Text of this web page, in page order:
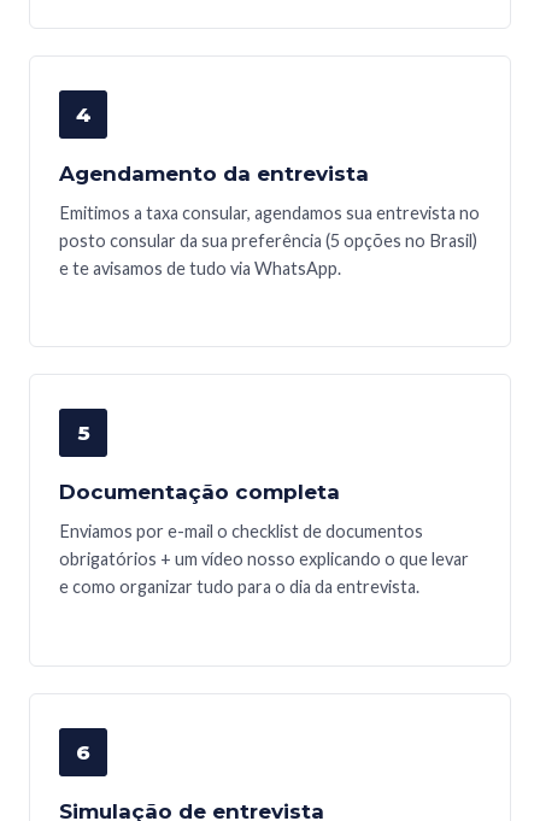
4
Agendamento da entrevista
Emitimos a taxa consular, agendamos sua entrevista no
posto consular da sua preferência (5 opções no Brasil)
e te avisamos de tudo via WhatsApp.
5
Documentação completa
Enviamos por e-mail o checklist de documentos
obrigatórios + um vídeo nosso explicando o que levar
e como organizar tudo para o dia da entrevista.
6
Simulação de entrevista